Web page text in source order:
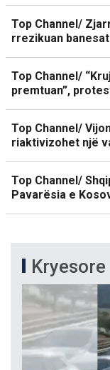
Top Channel/
rrezikuan
Top Channel/
premtuan”,
Top Channel/
riaktivizohet një
Top Channel/
Pavarësia e
Kryesore